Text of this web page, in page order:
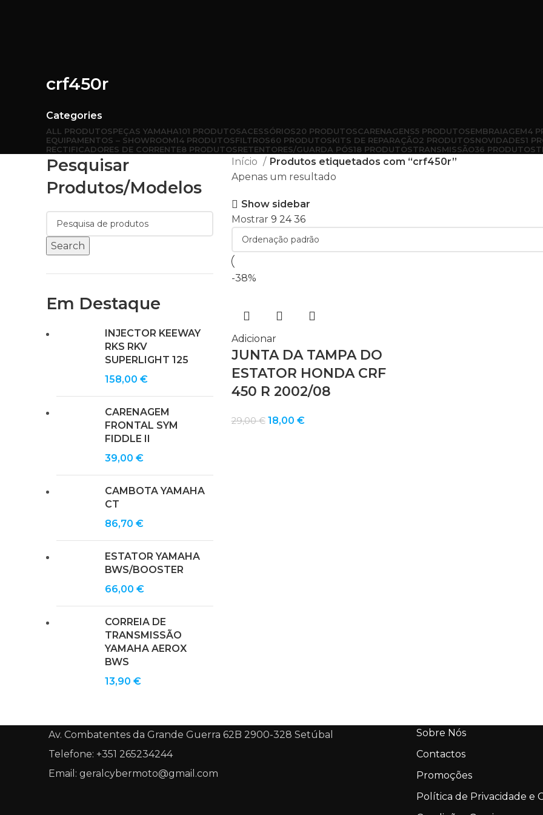
crf450r
Categories
ALL PRODUTOSPEÇAS YAMAHA101 PRODUTOSACESSÓRIOS20 PRODUTOSCARENAGENS5 PRODUTOSEMBRAIAGEM4
EQUIPAMENTOS – SHOWROOM14 PRODUTOSFILTROS60 PRODUTOSKITS DE REPARAÇÃO2 PRODUTOSNOVIDADES1
RECTIFICADORES DE CORRENTE8 PRODUTOSRETENTORES/GUARDA PÓS18 PRODUTOSTRANSMISSÃO36 PRODUTOS
Pesquisar
Produtos/modelos
Search
Em Destaque
INJECTOR KEEWAY
RKS RKV
SUPERLIGHT 125
158,00 €
CARENAGEM
FRONTAL SYM
FIDDLE II
39,00 €
CAMBOTA YAMAHA
CT
86,70 €
ESTATOR YAMAHA
BWS/BOOSTER
66,00 €
CORREIA DE
TRANSMISSÃO
YAMAHA AEROX
BWS
13,90 €
Início
Produtos etiquetados com “crf450r”
Apenas um resultado
Show sidebar
Mostrar 9 2436
-38%
Adicionar
JUNTA DA TAMPA DO
ESTATOR HONDA CRF
450 R 2002/08
29,00€ O
18,00 €O
Av. Combatentes da Grande Guerra 62B 2900-328 Setúbal
Telefone: +351 265234244
Email: geralcybermoto@gmail.com
Sobre Nós
Contactos
Promoções
Política de Privacidade e